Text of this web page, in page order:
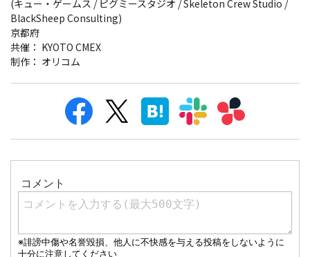
(キュー・ゲームス / ピグミースタジオ / Skeleton Crew Studio /
BlackSheep Consulting)
京都府
共催： KYOTO CMEX
制作： オリコム